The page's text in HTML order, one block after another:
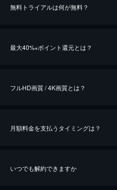
無料トライアルは何が無料？
最大40%※ポイント還元とは？
※40％ポイント還元の対象は、クレジットカ
フルHD画質 / 4K画質とは？
月額料金を支払うタイミングは？
いつでも解約できますか